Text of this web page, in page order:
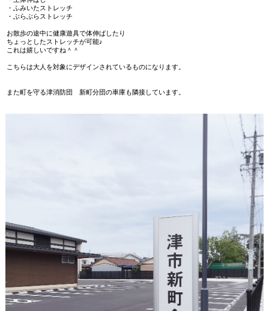
・ふみいたストレッチ
・ぶらぶらストレッチ
お散歩の途中に健康遊具で体伸ばしたり
ちょっとしたストレッチが可能♪
これは嬉しいですね＾＾
こちらは大人を対象にデザインされているものになります。
また町を守る津消防団 新町分団の車庫も隣接しています。